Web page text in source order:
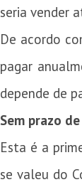
seria vender
De acordo
pagar
depende de
Sem prazo
Esta é a
se valeu do